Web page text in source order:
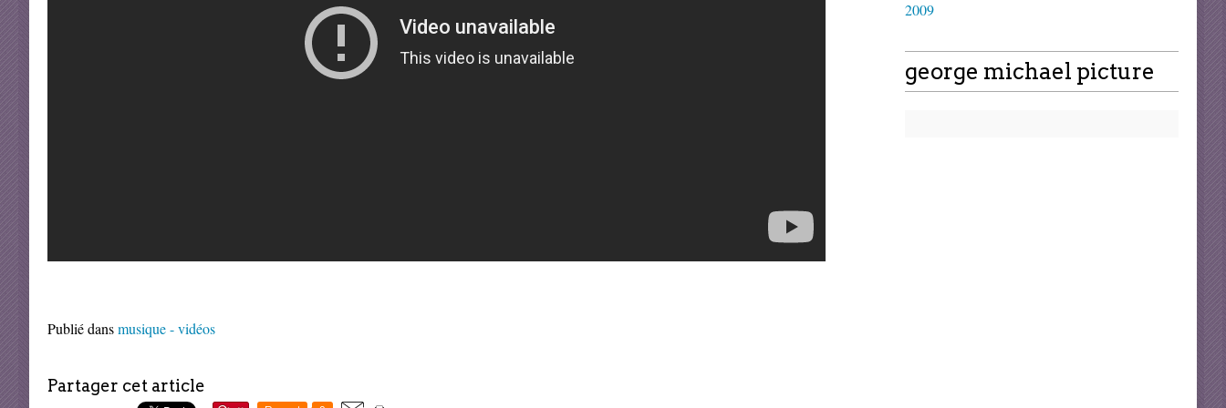
Publié dansmusique - vidéos
Partager cet article
2009
george michael picture